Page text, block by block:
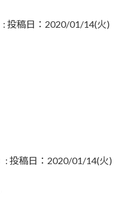
: 投稿日：2020/01/14(火)
: 投稿日：2020/01/14(火)